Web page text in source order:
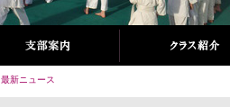
最新ニュース